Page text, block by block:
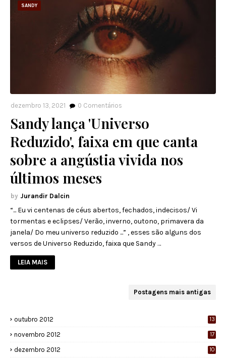
SANDY
dezembro 13, 2021 0 Comentários
Sandy lança 'Universo
Reduzido', faixa em que canta
sobre a angústia vivida nos
últimos meses
Jurandir Dalcin
“... Eu vi centenas de céus abertos, fechados, indecisos/ Vi
tormentas e eclipses/ Verão, inverno, outono, primavera da
janela/ Do meu universo reduzido ...” , esses são alguns dos
versos de Universo Reduzido, faixa que Sandy …
LEIA MAIS
Postagens mais antigas
outubro 2012 13
novembro 2012 17
dezembro 2012 10